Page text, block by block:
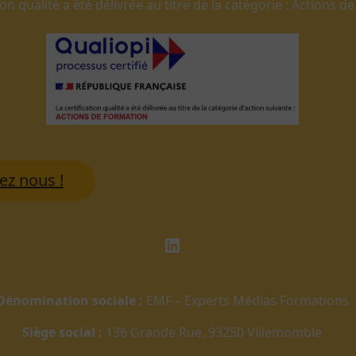
qualité a été délivrée au titre de la catégorie : Actions
nous !
LinkedIn
sociale : EMF – Experts Médias Formations
Siège social : 136 Grande Rue, 93250 Villemomble